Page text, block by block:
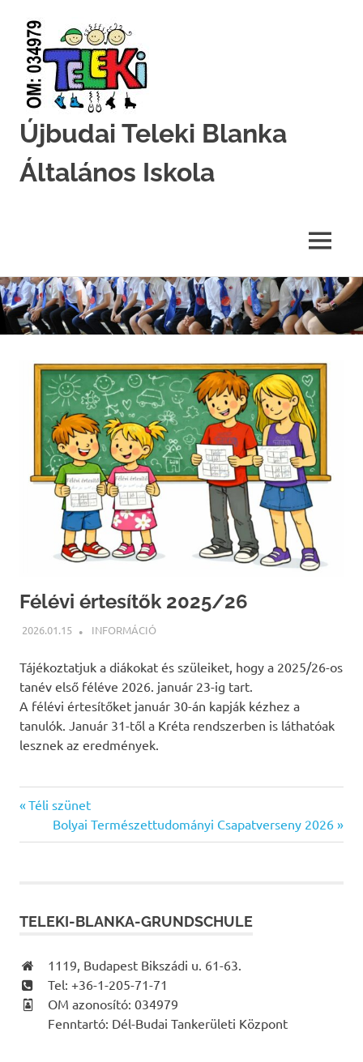
Skip
to
content
Újbudai Teleki Blanka
Általános Iskola
MENU
Félévi értesítők 2025/26
2026.01.15 BÁRTFAI JUDIT
INFORMÁCIÓ
Tájékoztatjuk a diákokat és szüleiket, hogy a 2025/26-os
tanév első féléve 2026. január 23-ig tart.
A félévi értesítőket január 30-án kapják kézhez a
tanulók. Január 31-től a Kréta rendszerben is láthatóak
lesznek az eredmények.
Bejegyzés
navigáció
Previous
Post:
Téli szünet
Next
Post:
Bolyai Természettudományi Csapatverseny 2026
TELEKI-BLANKA-GRUNDSCHULE
1119, Budapest Bikszádi u. 61-63.
Tel: +36-1-205-71-71
OM azonosító: 034979
Fenntartó: Dél-Budai Tankerületi Központ